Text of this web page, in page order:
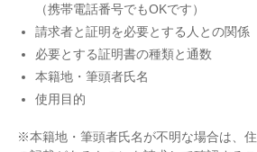
（携帯電話番号でもOKです）
請求者と証明を必要とする人との関係
必要とする証明書の種類と通数
本籍地・筆頭者氏名
使用目的
※本籍地・筆頭者氏名が不明な場合は、